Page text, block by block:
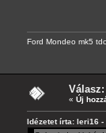
Ford Mondeo mk5
« Új
Idézetet írta: leri16 -